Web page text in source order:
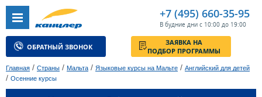
+7 (495) 660-35-95
В будние дни с 10:00 до 19:00
ОБРАТНЫЙ ЗВОНОК
ЗАЯВКА НА
ПОДБОР ПРОГРАММЫ
Главная / Страны / Мальта / Языковые курсы на Мальте / Английский для детей
/ Осенние курсы